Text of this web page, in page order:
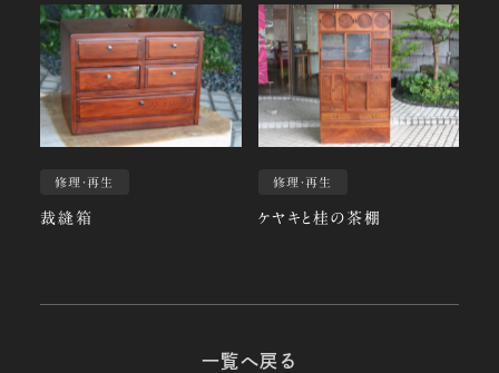
修理・再生
裁縫箱
修理・再生
ケヤキと桂の茶棚
一覧へ戻る